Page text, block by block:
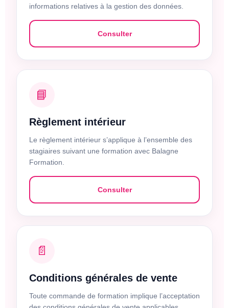
informations relatives à la gestion des données.
Consulter
📘
Règlement intérieur
Le règlement intérieur s’applique à l’ensemble des
stagiaires suivant une formation avec Balagne
Formation.
Consulter
📄
Conditions générales de vente
Toute commande de formation implique l’acceptation